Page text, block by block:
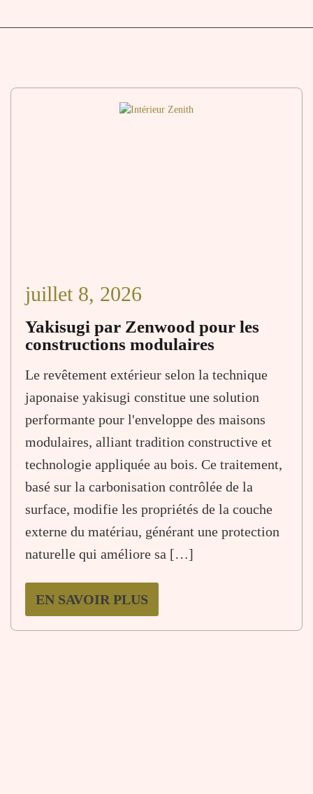
juillet 8, 2026
Yakisugi par Zenwood pour les
constructions modulaires
Le revêtement extérieur selon la technique
japonaise yakisugi constitue une solution
performante pour l'enveloppe des maisons
modulaires, alliant tradition constructive et
technologie appliquée au bois. Ce traitement,
basé sur la carbonisation contrôlée de la
surface, modifie les propriétés de la couche
externe du matériau, générant une protection
naturelle qui améliore sa […]
EN SAVOIR PLUS